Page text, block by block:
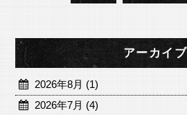
アーカイブ
2026年8月 (1)
2026年7月 (4)